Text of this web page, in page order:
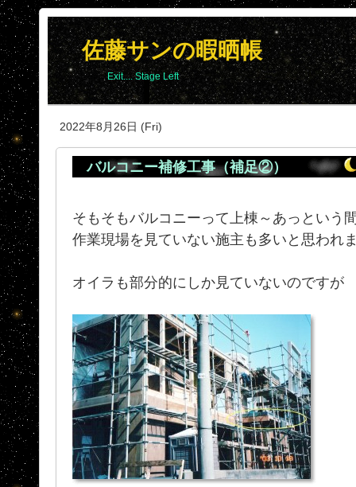
佐藤サンの暇晒帳
Exit.... Stage Left
2022年8月26日 (Fri)
バルコニー補修工事（補足②）
そもそもバルコニーって上棟～あっという
作業現場を見ていない施主も多いと思われ
オイラも部分的にしか見ていないのですが